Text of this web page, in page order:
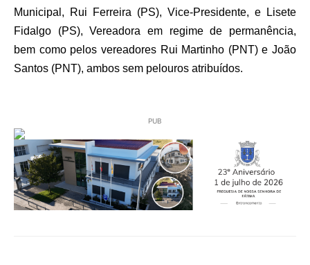
Municipal, Rui Ferreira (PS), Vice-Presidente, e Lisete
Fidalgo (PS), Vereadora em regime de permanência,
bem como pelos vereadores Rui Martinho (PNT) e João
Santos (PNT), ambos sem pelouros atribuídos.
PUB